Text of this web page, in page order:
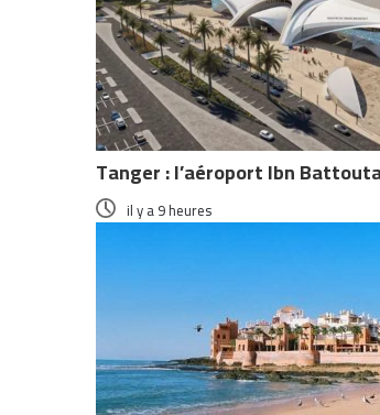
Tanger : l’aéroport Ibn
il y a 9 heures